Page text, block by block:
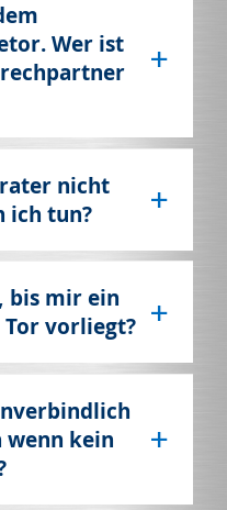
Wer ist
nicht
ich tun?
bis mir ein
Tor vorliegt?
wenn kein